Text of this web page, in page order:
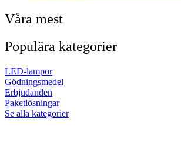
Våra mest
Populära kategorier
LED-lampor
Gödningsmedel
Erbjudanden
Paketlösningar
Se alla kategorier